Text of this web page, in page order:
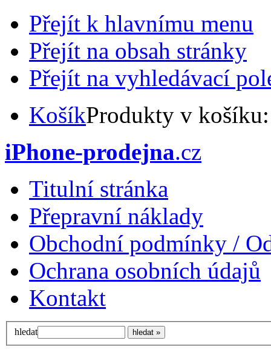
Přejít k hlavnímu menu
Přejít na obsah stránky
Přejít na vyhledávací
KošíkProdukty v
iPhone-prodejna.cz
Titulní stránka
Přepravní náklady
Obchodní podmínky /
Ochrana osobních údajů
Kontakt
hledat